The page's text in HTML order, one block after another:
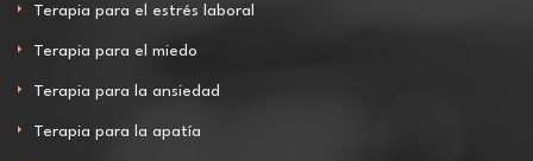
Terapia para el estrés laboral
Terapia para el miedo
Terapia para la ansiedad
Terapia para la apatía